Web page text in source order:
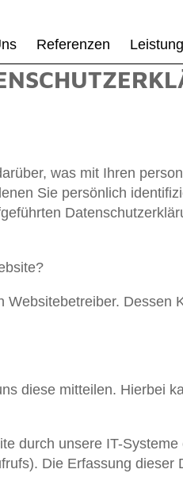
Referenzen
was mit Ihren
Sie persönlich
diese mitteilen. Hierbei
durch unsere IT-
Die Erfassung